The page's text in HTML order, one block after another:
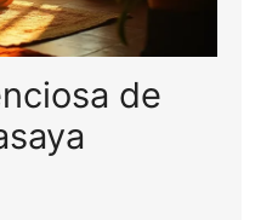
de